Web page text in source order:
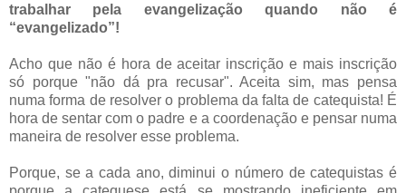
trabalhar pela evangelização quando não é
“evangelizado”!
Acho que não é hora de aceitar inscrição e mais inscrição
só porque "não dá pra recusar". Aceita sim, mas pensa
numa forma de resolver o problema da falta de catequista! É
hora de sentar com o padre e a coordenação e pensar numa
maneira de resolver esse problema.
Porque, se a cada ano, diminui o número de catequistas é